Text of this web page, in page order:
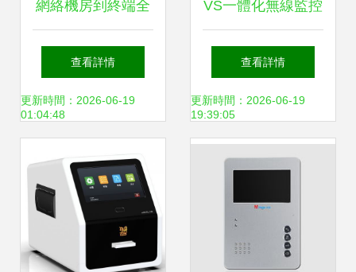
網絡機房到終端全
鏈路設備連接示意
圖與詳解
查看詳情
更新時間：2026-06-19
01:04:48
VS一體化無線監控
設備 智能制造網下
的網絡設備革新
查看詳情
更新時間：2026-06-19
19:39:05